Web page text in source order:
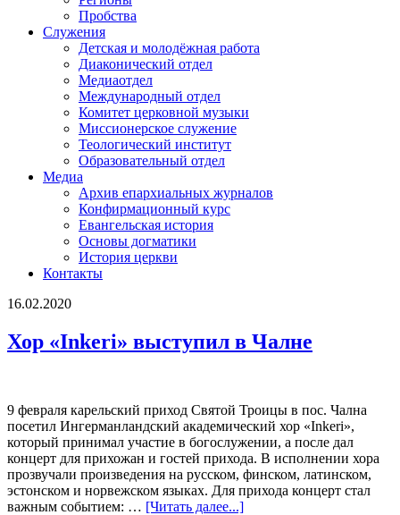
Пробства
Служения
Детская и молодёжная работа
Диаконический отдел
Медиаотдел
Международный отдел
Комитет церковной музыки
Миссионерское служение
Теологический институт
Образовательный отдел
Медиа
Архив епархиальных журналов
Конфирмационный курс
Евангельская история
Основы догматики
История церкви
Контакты
16.02.2020
Хор «Inkeri» выступил в Чалне
9 февраля карельский приход Святой Троицы в пос. Чална
посетил Ингерманландский академический хор «Inkeri»,
который принимал участие в богослужении, а после дал
концерт для прихожан и гостей прихода. В исполнении хора
прозвучали произведения на русском, финском, латинском,
эстонском и норвежском языках. Для прихода концерт стал
важным событием: … [Читать далее...]